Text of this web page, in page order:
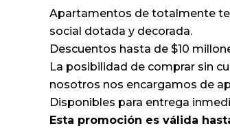
Apartamentos de totalmente
social dotada y decorada.
Descuentos hasta de $10
La posibilidad de comprar sin
nosotros nos encargamos de
Disponibles para entrega
Esta promoción es válida